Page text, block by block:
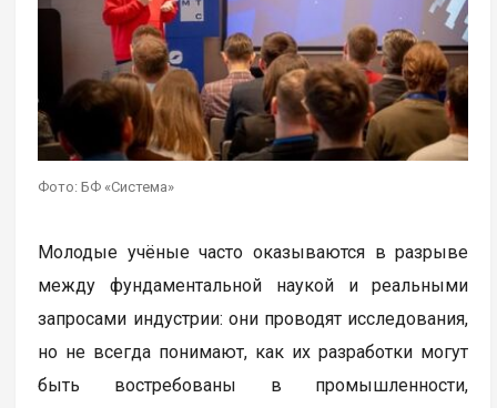
Фото: БФ «Система»
Молодые учёные часто оказываются в разрыве
между фундаментальной наукой и реальными
запросами индустрии: они проводят исследования,
но не всегда понимают, как их разработки могут
быть востребованы в промышленности,